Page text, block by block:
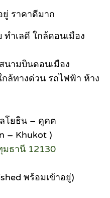
ราคาดีมาก
ทำเลดี ใกล้ดอนเมือง
นามบินดอนเมือง
กล้ทางด่วน รถไฟฟ้า ห้าง
โยธิน – คูคต
– Khukot )
มธานี 12130
พร้อมเข้าอยู่)